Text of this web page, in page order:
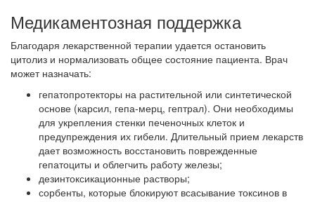
Медикаментозная поддержка
Благодаря лекарственной терапии удается остановить
цитолиз и нормализовать общее состояние пациента. Врач
может назначать:
гепатопротекторы на растительной или синтетической
основе (карсил, гепа-мерц, гептрал). Они необходимы
для укрепления стенки печеночных клеток и
предупреждения их гибели. Длительный прием лекарств
дает возможность восстановить поврежденные
гепатоциты и облегчить работу железы;
дезинтоксикационные растворы;
сорбенты, которые блокируют всасывание токсинов в